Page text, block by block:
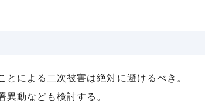
とによる二次被害は絶対に避けるべき。
異動なども検討する。